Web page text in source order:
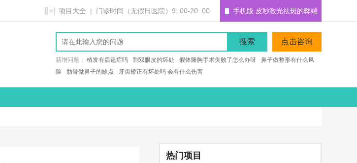
手机版 皮秒激光祛斑的弊端
项目大全 | 门诊时间（无假日医院）9: 00-20: 00
搜索 点击咨询
新增问题： 植发有后遗症吗 割双眼皮的坏处 假体隆胸手术失败了怎么办呀
鼻子做整形有什么风
险
肋骨做鼻子的缺点 牙齿矫正有坏处吗 会有什么伤害
热门项目